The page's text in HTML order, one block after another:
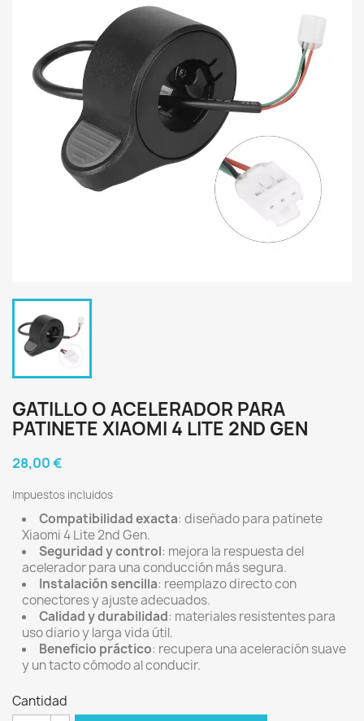
GATILLO O ACELERADOR PARA
PATINETE XIAOMI 4 LITE 2ND GEN
28,00 €
Impuestos incluidos
Compatibilidad exacta: diseñado para patinete
Xiaomi 4 Lite 2nd Gen.
Seguridad y control: mejora la respuesta del
acelerador para una conducción más segura.
Instalación sencilla: reemplazo directo con
conectores y ajuste adecuados.
Calidad y durabilidad: materiales resistentes para
uso diario y larga vida útil.
Beneficio práctico: recupera una aceleración suave
y un tacto cómodo al conducir.
Cantidad